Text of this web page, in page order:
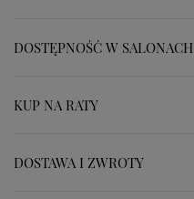
DOSTĘPNOŚĆ W SALONACH
KUP NA RATY
DOSTAWA I ZWROTY